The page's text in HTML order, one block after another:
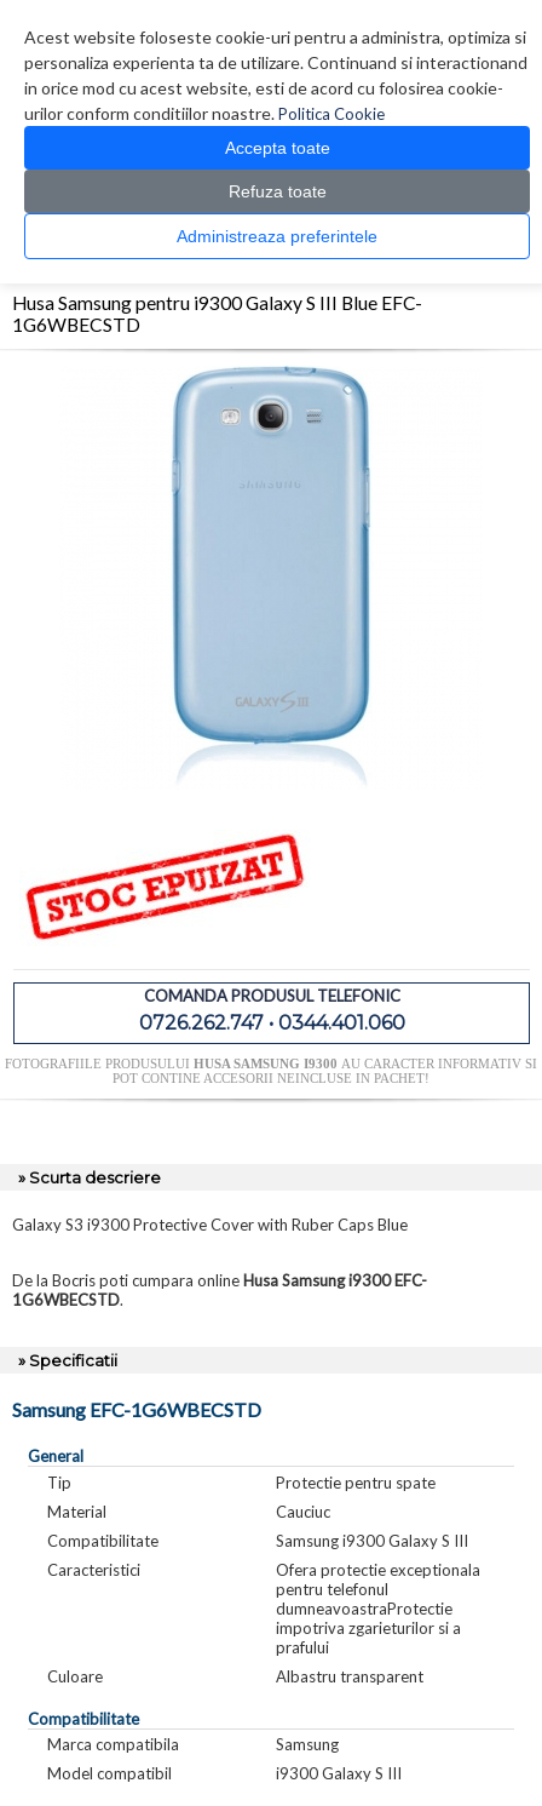
Acest website foloseste cookie-uri pentru a administra, optimiza si
personaliza experienta ta de utilizare. Continuand si interactionand
in orice mod cu acest website, esti de acord cu folosirea cookie-
urilor conform conditiilor noastre.Politica Cookie
Accepta toate
Refuza toate
Administreaza preferintele
0 produs(e)
CATALOG PRODUSE
> Accesorii telefoane > Husa Samsung pentru i9300 Galaxy
Husa Samsung pentru i9300 Galaxy S III Blue EFC-
1G6WBECSTD
COMANDA PRODUSUL TELEFONIC
0726.262.747 • 0344.401.060
FOTOGRAFIILE PRODUSULUI HUSA SAMSUNG I9300 AU CARACTER INFORMATIV SI
POT CONTINE ACCESORII NEINCLUSE IN PACHET!
» Scurta descriere
Galaxy S3 i9300 Protective Cover with Ruber Caps Blue
De la Bocris poti cumpara online Husa Samsung i9300 EFC-
1G6WBECSTD.
» Specificatii
Samsung EFC-1G6WBECSTD
General
Tip
Protectie pentru spate
Material
Cauciuc
Compatibilitate
Samsung i9300 Galaxy S III
Caracteristici
Ofera protectie exceptionala
pentru telefonul
dumneavoastraProtectie
impotriva zgarieturilor si a
prafului
Culoare
Albastru transparent
Compatibilitate
Marca compatibila
Samsung
Model compatibil
i9300 Galaxy S III